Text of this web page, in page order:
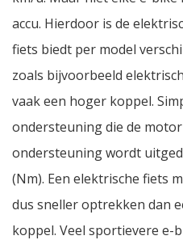
accu. Hierdoor is de
fiets biedt per model
zoals bijvoorbeeld
vaak een hoger koppel.
ondersteuning die de
ondersteuning wordt
(Nm). Een elektrische fiets
dus sneller optrekken dan
koppel. Veel sportievere e-